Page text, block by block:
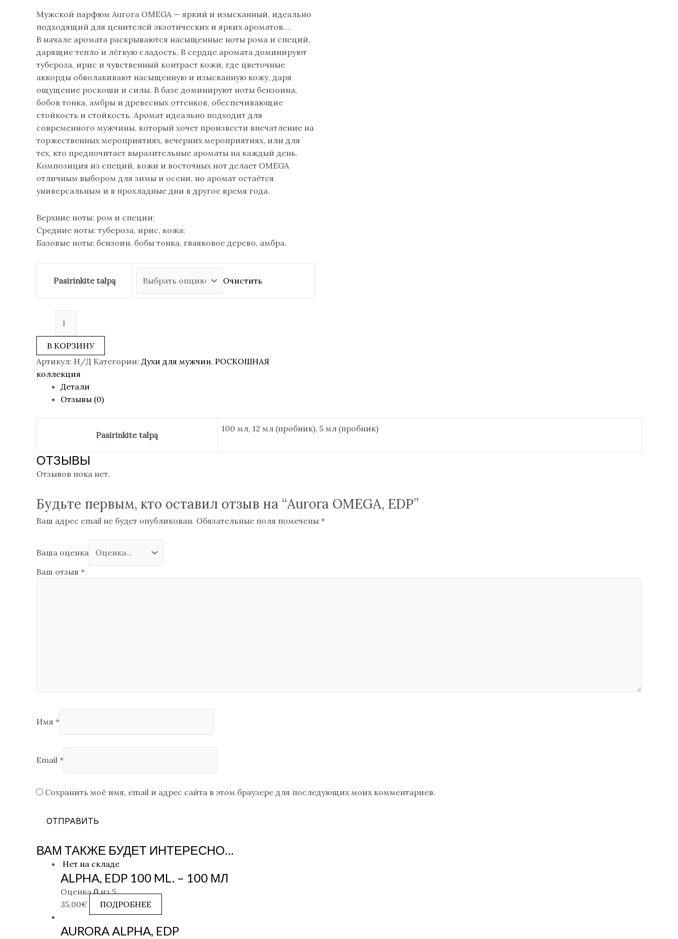
Мужской парфюм Aurora OMEGA — яркий и изысканный, идеально
подходящий для ценителей экзотических и ярких ароматов…
В начале аромата раскрываются насыщенные ноты рома и специй,
дарящие тепло и лёгкую сладость. В сердце аромата доминируют
тубероза, ирис и чувственный контраст кожи, где цветочные
аккорды обволакивают насыщенную и изысканную кожу, даря
ощущение роскоши и силы. В базе доминируют ноты бензоина,
бобов тонка, амбры и древесных оттенков, обеспечивающие
стойкость и стойкость. Аромат идеально подходит для
современного мужчины, который хочет произвести впечатление на
торжественных мероприятиях, вечерних мероприятиях, или для
тех, кто предпочитает выразительные ароматы на каждый день.
Композиция из специй, кожи и восточных нот делает OMEGA
отличным выбором для зимы и осени, но аромат остаётся
универсальным и в прохладные дни в другое время года.
Верхние ноты: ром и специи;
Средние ноты: тубероза, ирис, кожа;
Базовые ноты: бензоин, бобы тонка, гваяковое дерево, амбра.
Pasirinkite talpą Очистить
В КОРЗИНУ
Артикул: Н/Д Категории: Духи для мужчин, РОСКОШНАЯ
коллекция
Детали
Отзывы (0)
Pasirinkite talpą
100 мл, 12 мл (пробник), 5 мл (пробник)
ОТЗЫВЫ
Отзывов пока нет.
Будьте первым, кто оставил отзыв на “Aurora OMEGA, EDP”
Ваш адрес email не будет опубликован. Обязательные поля помечены *
Ваша оценка
Ваш отзыв *
Имя *
Email *
Сохранить моё имя, email и адрес сайта в этом браузере для последующих моих комментариев.
ВАМ ТАКЖЕ БУДЕТ ИНТЕРЕСНО…
Нет на складе
ALPHA, EDP 100 ML. – 100 МЛ
Оценка0из 5
35.00€ ПОДРОБНЕЕ
AURORA ALPHA, EDP